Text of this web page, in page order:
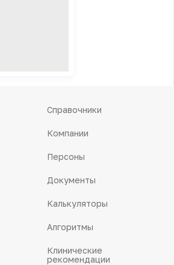
Справочники
Компании
Персоны
Документы
Калькуляторы
Алгоритмы
Клинические
рекомендации